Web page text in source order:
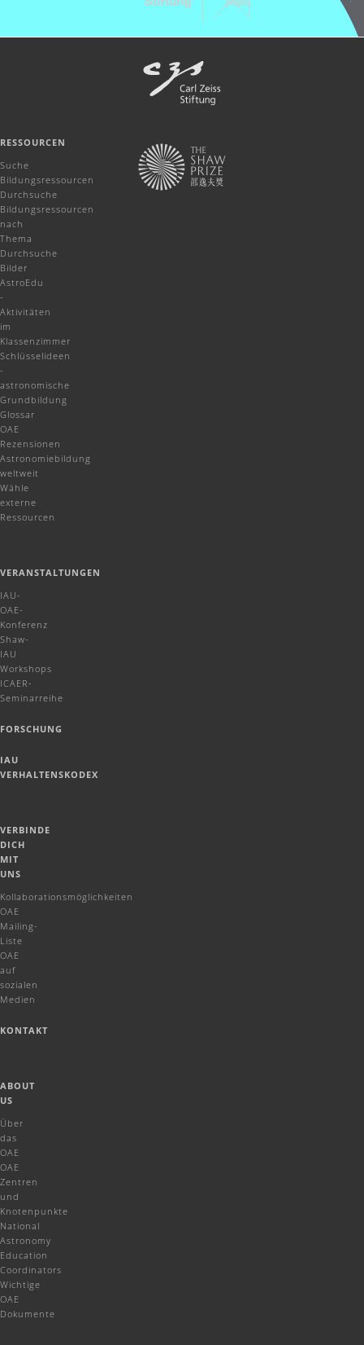
RESSOURCEN
Suche
Bildungsressourcen
Durchsuche
Bildungsressourcen
nach
Thema
Durchsuche
Bilder
AstroEdu
-
Aktivitäten
im
Klassenzimmer
Schlüsselideen
-
astronomische
Grundbildung
Glossar
OAE
Rezensionen
Astronomiebildung
weltweit
Wähle
externe
Ressourcen
VERANSTALTUNGEN
IAU-
OAE-
Konferenz
Shaw-
IAU
Workshops
ICAER-
Seminarreihe
FORSCHUNG
IAU
VERHALTENSKODEX
VERBINDE
DICH
MIT
UNS
Kollaborationsmöglichkeiten
OAE
Mailing-
Liste
OAE
auf
sozialen
Medien
KONTAKT
ABOUT
US
Über
das
OAE
OAE
Zentren
und
Knotenpunkte
National
Astronomy
Education
Coordinators
Wichtige
OAE
Dokumente